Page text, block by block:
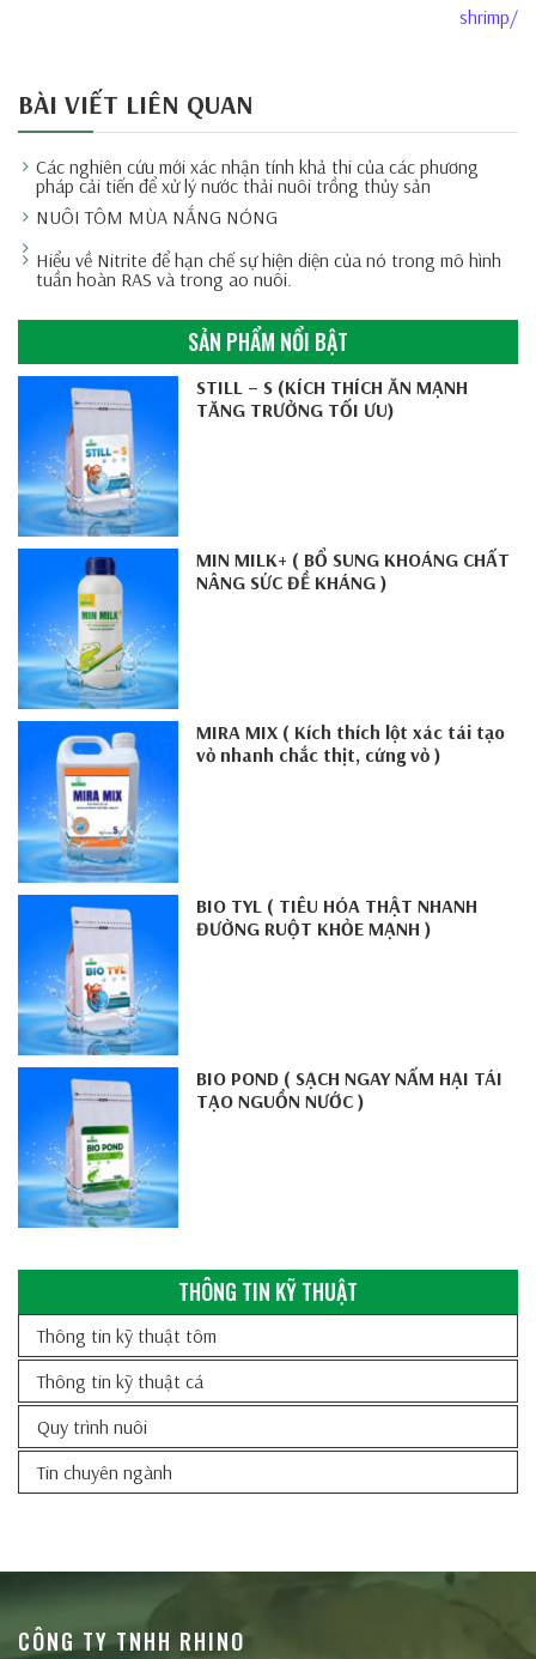
shrimp/
BÀI VIẾT LIÊN QUAN
Các nghiên cứu mới xác nhận tính khả thi của các phương
pháp cải tiến để xử lý nước thải nuôi trồng thủy sản
NUÔI TÔM MÙA NẮNG NÓNG
Hiểu về Nitrite để hạn chế sự hiện diện của nó trong mô hình
tuần hoàn RAS và trong ao nuôi.
SẢN PHẨM NỔI BẬT
STILL – S (KÍCH THÍCH ĂN MẠNH
TĂNG TRƯỞNG TỐI ƯU)
MIN MILK+ ( BỔ SUNG KHOÁNG CHẤT
NÂNG SỨC ĐỀ KHÁNG )
MIRA MIX ( Kích thích lột xác tái tạo
vỏ nhanh chắc thịt, cứng vỏ )
BIO TYL ( TIÊU HÓA THẬT NHANH
ĐƯỜNG RUỘT KHỎE MẠNH )
BIO POND ( SẠCH NGAY NẤM HẠI TÁI
TẠO NGUỒN NƯỚC )
THÔNG TIN KỸ THUẬT
Thông tin kỹ thuật tôm
Thông tin kỹ thuật cá
Quy trình nuôi
Tin chuyên ngành
CÔNG TY TNHH RHINO